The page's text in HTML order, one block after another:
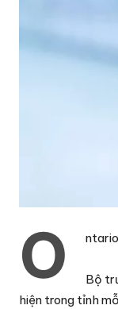
O
Bộ
hiện trong tỉnh